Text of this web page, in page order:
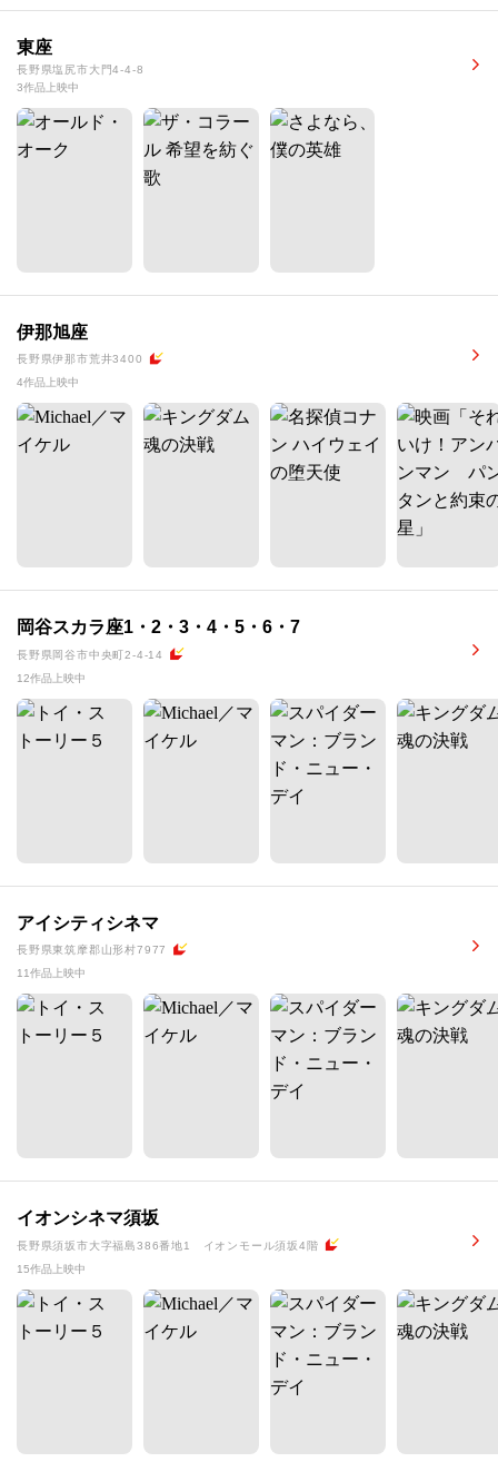
東座
長野県塩尻市大門4-4-8
3作品上映中
伊那旭座
長野県伊那市荒井3400
4作品上映中
岡谷スカラ座1・2・3・4・5・6・7
長野県岡谷市中央町2-4-14
12作品上映中
アイシティシネマ
長野県東筑摩郡山形村7977
11作品上映中
イオンシネマ須坂
長野県須坂市大字福島386番地1 イオンモール須坂4階
15作品上映中